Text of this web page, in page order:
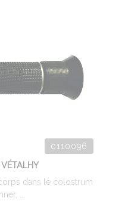
0110096
dans le colostrum
...